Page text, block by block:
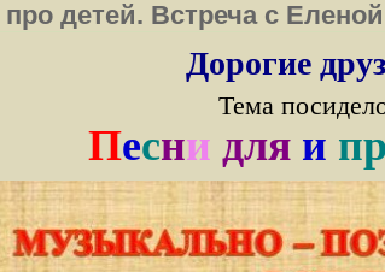
детей. Встреча с
Дорогие
Тема
Песни для и